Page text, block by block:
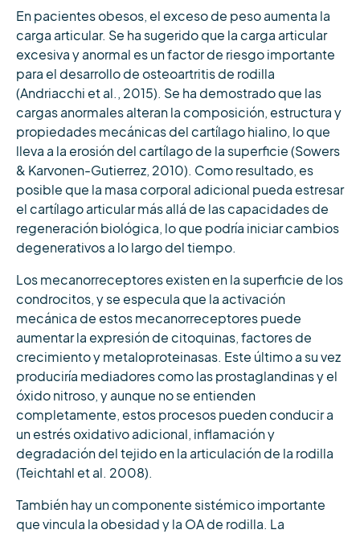
En pacientes obesos, el exceso de peso aumenta la
carga articular. Se ha sugerido que la carga articular
excesiva y anormal es un factor de riesgo importante
para el desarrollo de osteoartritis de rodilla
(Andriacchi et al., 2015). Se ha demostrado que las
cargas anormales alteran la composición, estructura y
propiedades mecánicas del cartílago hialino, lo que
lleva a la erosión del cartílago de la superficie (Sowers
& Karvonen-Gutierrez, 2010). Como resultado, es
posible que la masa corporal adicional pueda estresar
el cartílago articular más allá de las capacidades de
regeneración biológica, lo que podría iniciar cambios
degenerativos a lo largo del tiempo.
Los mecanorreceptores existen en la superficie de los
condrocitos, y se especula que la activación
mecánica de estos mecanorreceptores puede
aumentar la expresión de citoquinas, factores de
crecimiento y metaloproteinasas. Este último a su vez
produciría mediadores como las prostaglandinas y el
óxido nitroso, y aunque no se entienden
completamente, estos procesos pueden conducir a
un estrés oxidativo adicional, inflamación y
degradación del tejido en la articulación de la rodilla
(Teichtahl et al. 2008).
También hay un componente sistémico importante
que vincula la obesidad y la OA de rodilla. La